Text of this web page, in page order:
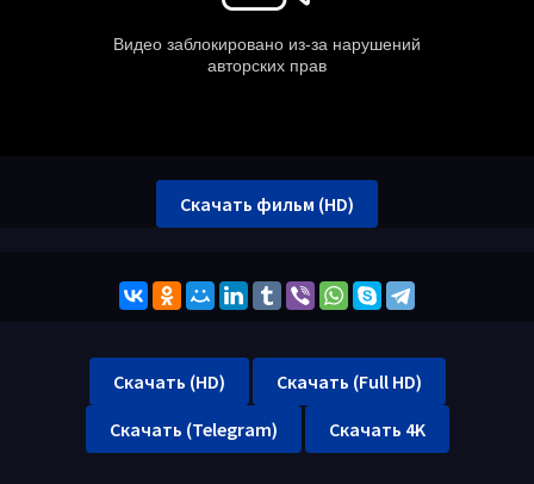
Скачать фильм (HD)
Скачать (HD)
Скачать (Full HD)
Скачать (Telegram)
Скачать 4K